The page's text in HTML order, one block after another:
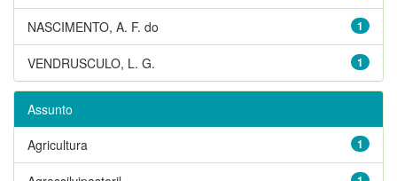
1
NASCIMENTO, A. F. do
1
VENDRUSCULO, L. G.
Assunto
1
Agricultura